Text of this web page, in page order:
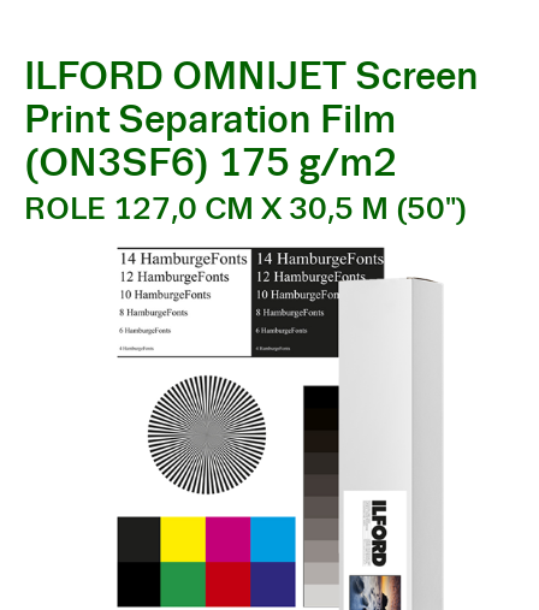
ILFORD OMNIJET Screen
Print Separation Film
(ON3SF6) 175 g/m2
ROLE 127,0 CM X 30,5 M (50")